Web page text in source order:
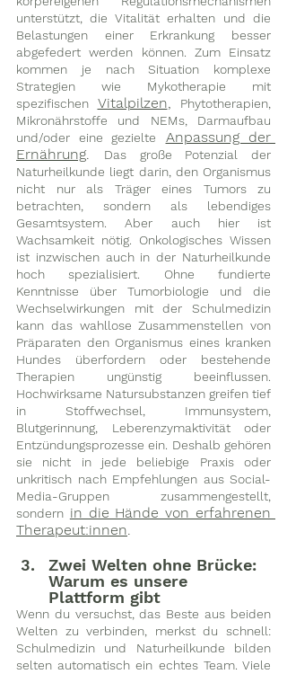
unterstützt, die Vitalität erhalten und die
Belastungen einer Erkrankung besser
abgefedert werden können. Zum Einsatz
kommen je nach Situation komplexe
Strategien wie Mykotherapie mit
spezifischen
Vitalpilzen,
Phytotherapien,
Mikronährstoffe und NEMs, Darmaufbau
und/oder eine gezielte
Anpassung der
Ernährung.
Das große Potenzial der
Naturheilkunde liegt darin, den Organismus
nicht nur als Träger eines Tumors zu
betrachten, sondern als lebendiges
Gesamtsystem. Aber auch hier ist
Wachsamkeit nötig. Onkologisches Wissen
ist inzwischen auch in der Naturheilkunde
hoch spezialisiert. Ohne fundierte
Kenntnisse über Tumorbiologie und die
Wechselwirkungen mit der Schulmedizin
kann das wahllose Zusammenstellen von
Präparaten den Organismus eines kranken
Hundes überfordern oder bestehende
Therapien ungünstig beeinflussen.
Hochwirksame Natursubstanzen greifen tief
in Stoffwechsel, Immunsystem,
Blutgerinnung, Leberenzymaktivität oder
Entzündungsprozesse ein. Deshalb gehören
sie nicht in jede beliebige Praxis oder
unkritisch nach Empfehlungen aus Social-
Media-Gruppen zusammengestellt,
sondern in die Hände von erfahrenen
Therapeut:innen.
Zwei Welten ohne Brücke:
Warum es unsere
Plattform gibt
Wenn du versuchst, das Beste aus beiden
Welten zu verbinden, merkst du schnell:
Schulmedizin und Naturheilkunde bilden
selten automatisch ein echtes Team. Viele